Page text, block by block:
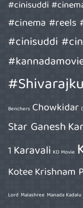
#cinisuddi
#cinema #reels
#cinisuddi
Benchers Chowkidar
Star Ganesh
1 Karavali KD Movie
KoteeKrishnam
Lord Malashree Manada Kadalu